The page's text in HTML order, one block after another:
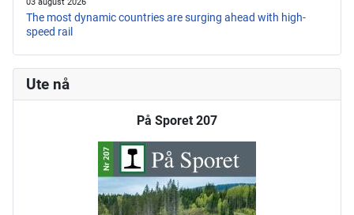
03 august 2026
The most dynamic countries are surging ahead with high-
speed rail
Ute nå
På Sporet 207